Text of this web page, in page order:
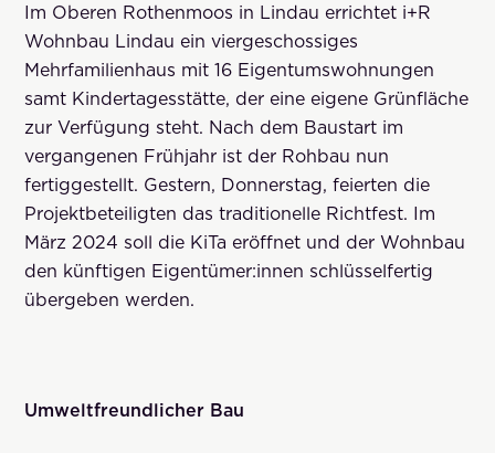
Im Oberen Rothenmoos in Lindau errichtet i+R
Wohnbau Lindau ein viergeschossiges
Mehrfamilienhaus mit 16 Eigentumswohnungen
samt Kindertagesstätte, der eine eigene Grünfläche
zur Verfügung steht. Nach dem Baustart im
vergangenen Frühjahr ist der Rohbau nun
fertiggestellt. Gestern, Donnerstag, feierten die
Projektbeteiligten das traditionelle Richtfest. Im
März 2024 soll die KiTa eröffnet und der Wohnbau
den künftigen Eigentümer:innen schlüsselfertig
übergeben werden.
Umweltfreundlicher Bau